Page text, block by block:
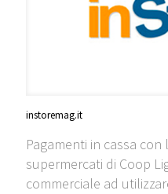
instoremag.it
Pagamenti in cassa
supermercati di Coop
commerciale ad